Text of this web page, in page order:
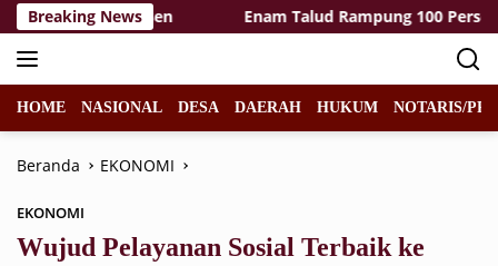
Langsung
ke
konten
Breaking News
Capai 85 Persen Enam Talud Rampung 100 Persen
HOME NASIONAL DESA DAERAH HUKUM NOTARIS/
Beranda EKONOMI
EKONOMI
Wujud Pelayanan Sosial Terbaik ke